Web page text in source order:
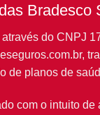
Bradesco
do CNPJ
de planos de
com o intuito de